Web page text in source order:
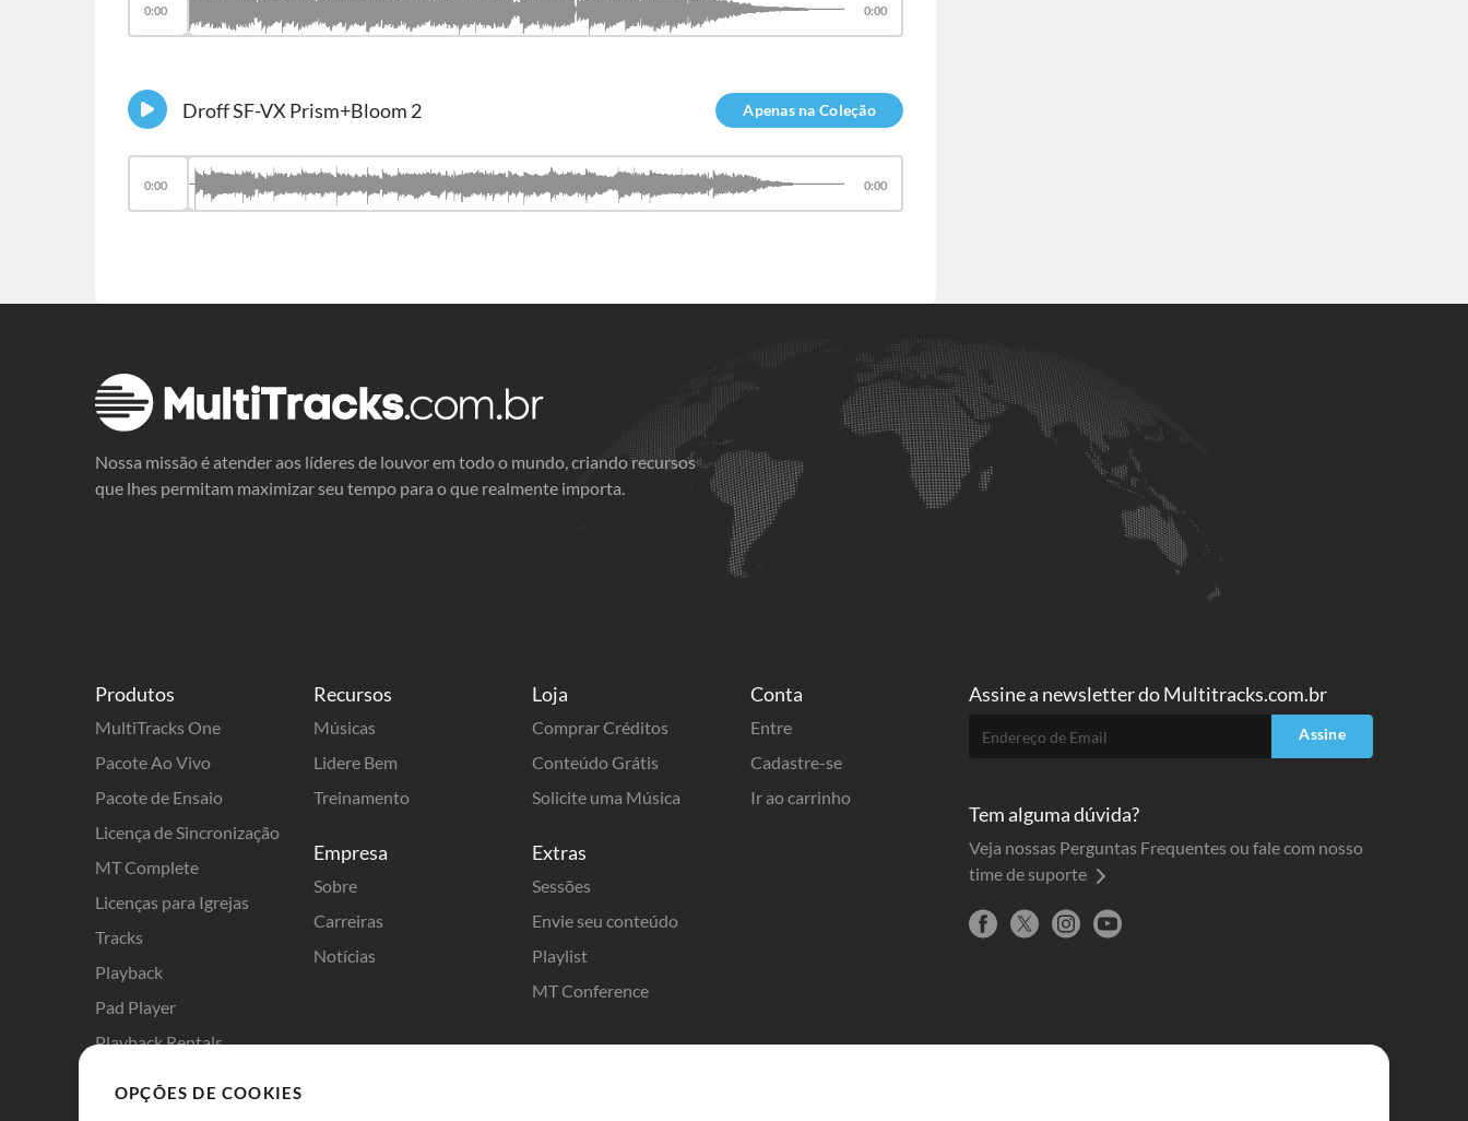
0:00 0:00
Apenas na Coleção
Droff SF-VX Prism+Bloom 2
0:00 0:00
Nossa missão é atender aos líderes de louvor em todo o mundo, criando recursos
que lhes permitam maximizar seu tempo para o que realmente importa.
Produtos
MultiTracks One
Pacote Ao Vivo
Pacote de Ensaio
Licença de Sincronização
MT Complete
Licenças para Igrejas
Tracks
Playback
Pad Player
Playback Rentals
Recursos
Músicas
Lidere Bem
Treinamento
Empresa
Sobre
Carreiras
Notícias
Loja
Comprar Créditos
Conteúdo Grátis
Solicite uma Música
Extras
Sessões
Envie seu conteúdo
Playlist
MT Conference
Conta
Entre
Cadastre-se
Ir ao carrinho
Assine a newsletter do Multitracks.com.br
Assine
Tem alguma dúvida?
Veja nossas Perguntas Frequentes ou fale com nosso
time de suporte
OPÇÕES DE COOKIES